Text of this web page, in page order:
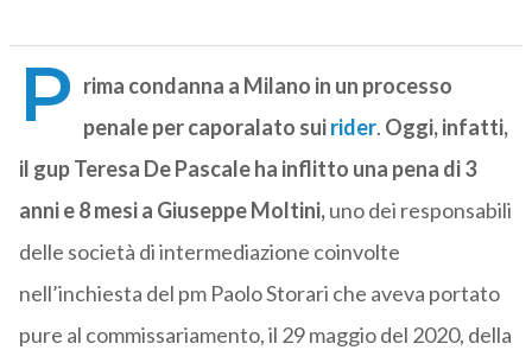
P rima condanna a Milano in un processo
penale per caporalato suirider. Oggi, infatti,
il gup Teresa De Pascale ha inflitto una pena di 3
anni e 8 mesi a Giuseppe Moltini,uno dei responsabili
delle società di intermediazione coinvolte
nell’inchiesta del pm Paolo Storari che aveva portato
pure al commissariamento, il 29 maggio del 2020, della